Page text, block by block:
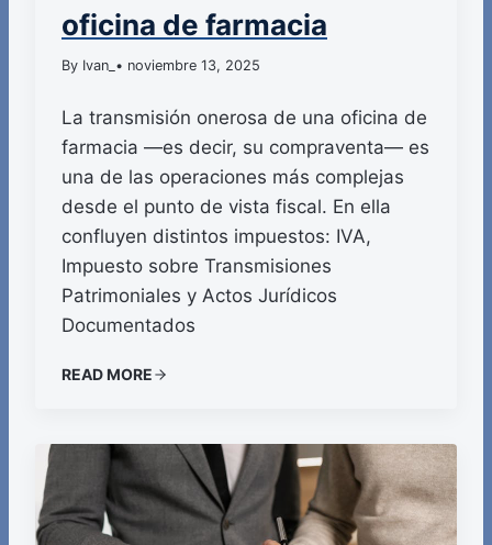
oficina de farmacia
By Ivan_ • noviembre 13, 2025
La transmisión onerosa de una oficina de
farmacia —es decir, su compraventa— es
una de las operaciones más complejas
desde el punto de vista fiscal. En ella
confluyen distintos impuestos: IVA,
Impuesto sobre Transmisiones
Patrimoniales y Actos Jurídicos
Documentados
READ MORE